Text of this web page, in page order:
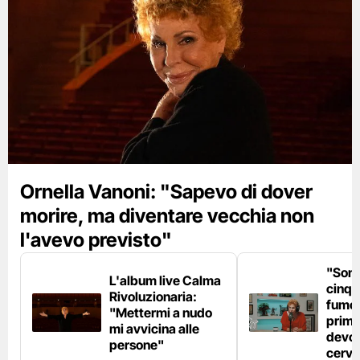
Ornella Vanoni: "Sapevo di dover
morire, ma diventare vecchia non
l'avevo previsto"
L'album live Calma
Rivoluzionaria:
"Mettermi a nudo
mi avvicina alle
persone"
fumo
devo